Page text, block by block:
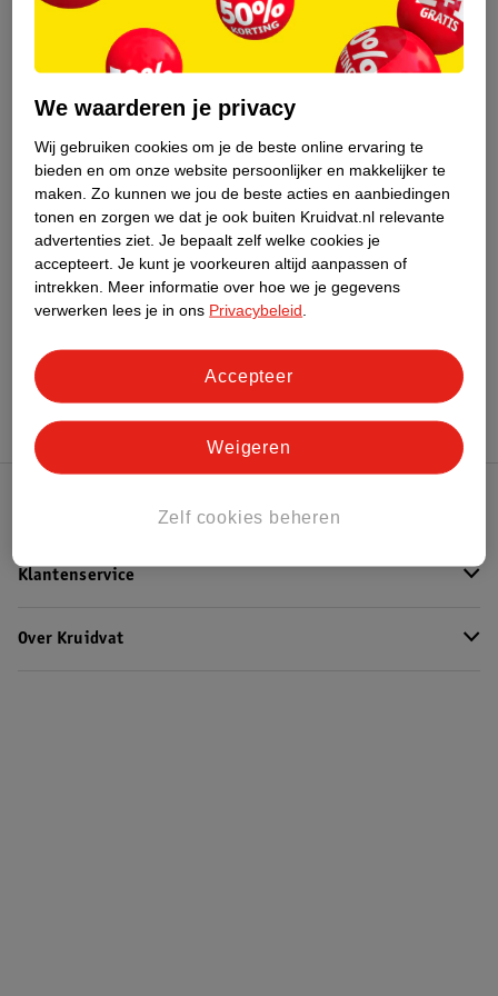
Milka Oreo
Chocoladereep XL Doos
36 x 37g, THT 07-09-
2026
17.
Niet op voorraad
Liga Evergreen
Duopacks XL
24 x 37,5g, THT 31-03-
2027
van .
Niet op voorraad
Advies door Kruidvat
Klantenservice
Over Kruidvat
We waarderen je privacy
Wij gebruiken cookies om je de beste online ervaring te
bieden en om onze website persoonlijker en makkelijker te
maken. Zo kunnen we jou de beste acties en aanbiedingen
tonen en zorgen we dat je ook buiten Kruidvat.nl relevante
advertenties ziet. Je bepaalt zelf welke cookies je
accepteert. Je kunt je voorkeuren altijd aanpassen of
intrekken.
Meer informatie over hoe we je gegevens
verwerken lees je in ons Privacybeleid
Zelf cookies beheren
Weigeren
Accepteer